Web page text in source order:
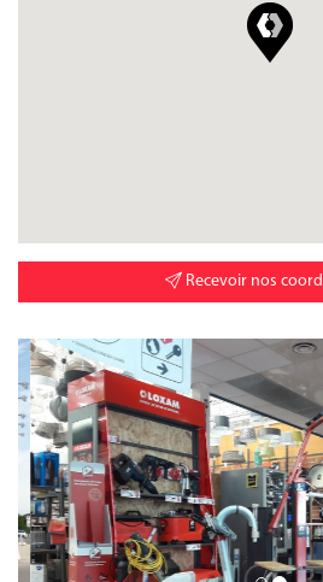
Recevoir nos